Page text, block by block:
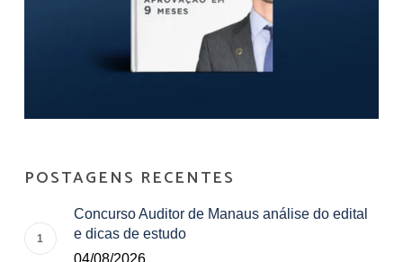
POSTAGENS RECENTES
Concurso Auditor de Manaus análise do edital
e dicas de estudo
04/08/2026